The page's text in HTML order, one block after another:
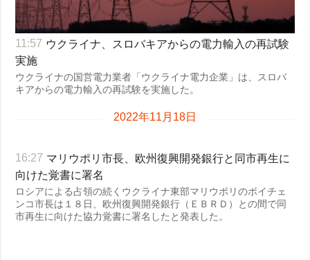
11:57 ウクライナ、スロバキアからの電力輸入の再試験
実施
ウクライナの国営電力業者「ウクライナ電力企業」は、スロバ
キアからの電力輸入の再試験を実施した。
2022年11月18日
16:27 マリウポリ市長、欧州復興開発銀行と同市再生に
向けた覚書に署名
ロシアによる占領の続くウクライナ東部マリウポリのボイチェ
ンコ市長は１８日、欧州復興開発銀行（ＥＢＲＤ）との間で同
市再生に向けた協力覚書に署名したと発表した。